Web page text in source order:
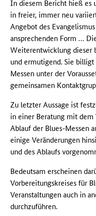
In diesem Bericht hieß es
in freier, immer neu
Angebot des
ansprechenden Form …
Weiterentwicklung dieser
und ermutigend. Sie
Messen unter der
gemeinsamen
Zu letzter Aussage ist
in einer Beratung mit
Ablauf der Blues-Messen
einige Veränderungen
und des Ablaufs
Bedeutsam erscheinen
Vorbereitungskreises für
Veranstaltungen auch in
durchzuführen.